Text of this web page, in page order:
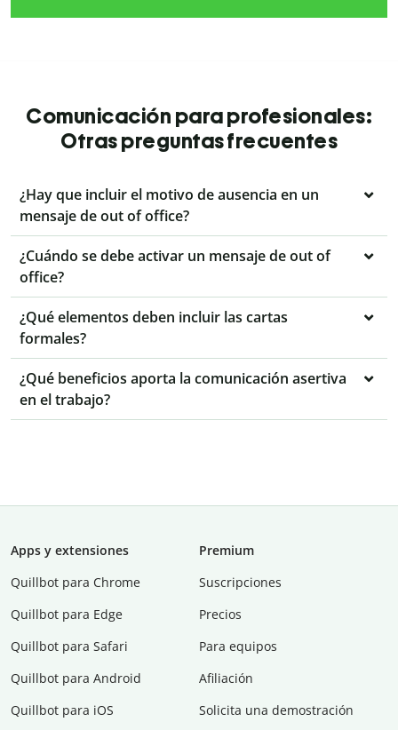
Comunicación para profesionales:
Otras preguntas frecuentes
¿Hay que incluir el motivo de ausencia en un
mensaje de out of office?
¿Cuándo se debe activar un mensaje de out of
office?
¿Qué elementos deben incluir las cartas
formales?
¿Qué beneficios aporta la comunicación asertiva
en el trabajo?
Apps y extensiones
Quillbot para Chrome
Quillbot para Edge
Quillbot para Safari
Quillbot para Android
Quillbot para iOS
Premium
Suscripciones
Precios
Para equipos
Afiliación
Solicita una demostración